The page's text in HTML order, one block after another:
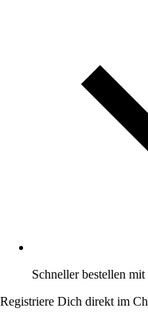
Schneller bestellen
Registriere Dich direkt im